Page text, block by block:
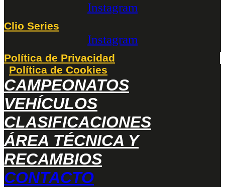
Instagram
Clio Series
Instagram
Política de Privacidad
Política de Cookies
CAMPEONATOS
VEHÍCULOS
CLASIFICACIONES
ÁREA TÉCNICA Y
RECAMBIOS
CONTACTO